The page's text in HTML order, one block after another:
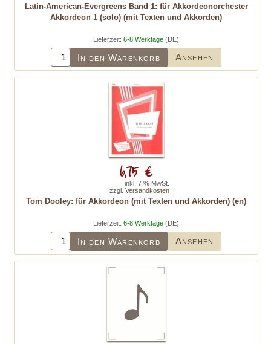
Latin-American-Evergreens Band 1: für Akkordeonorchester
Akkordeon 1 (solo) (mit Texten und Akkorden)
Lieferzeit: 6-8 Werktage (DE)
In den Warenkorb Ansehen
Tom Dooley: für Akkordeon (mit Texten und Akkorden) (en)
Lieferzeit: 6-8 Werktage (DE)
In den Warenkorb Ansehen
6,75 €
inkl. 7 % MwSt.
zzgl. Versandkosten